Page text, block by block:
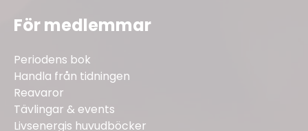
För medlemmar
Periodens bok
Handla från tidningen
Reavaror
Tävlingar & events
Livsenergis huvudböcker